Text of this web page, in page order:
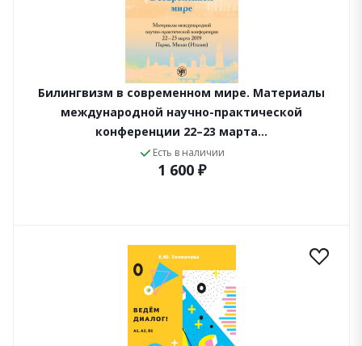
Билингвизм в современном мире. Материалы
международной научно-практической
конференции 22–23 марта…
Есть в наличии
1 600 ₽